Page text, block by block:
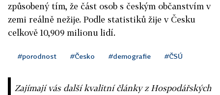
způsobený tím, že část osob s českým občanstvím v
zemi reálně nežije. Podle statistiků žije v Česku
celkově 10,909 milionu lidí.
#porodnost #Česko #demografie #ČSÚ
Zajímají vás další kvalitní články z Hospodářských